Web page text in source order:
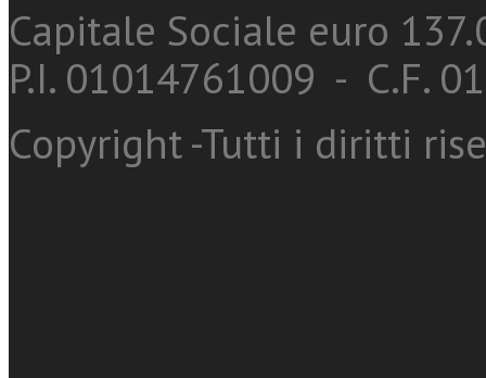
Capitale Sociale euro
P.I. 01014761009 - C.F.
Copyright -Tutti i diritti